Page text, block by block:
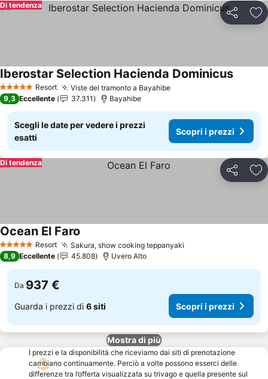
Condividi
Di tendenza
5 Stelle Resort Viste del tramonto a BayahibeScopri i prezzi
Iberostar Selection Hacienda DominicusScopri
9,3 Eccellente 37.311 Bayahibe
Scegli le date per vedere i prezzi
esatti
Scopri i prezzi
Condividi
Di tendenza
5 Stelle Resort Sakura, show cooking teppanyaki
Ocean El Faro
8,9 Eccellente 45.808 Uvero Alto
Da 937 €
Guarda i prezzi di 6 siti Scopri i prezzi
Mostra di più
I prezzi e la disponibilità che riceviamo dai siti di prenotazione
cambiano continuamente. Perciò a volte possono esserci delle
differenze tra l’offerta visualizzata su trivago e quella presente sul